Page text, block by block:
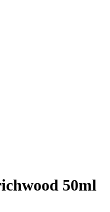
50ml